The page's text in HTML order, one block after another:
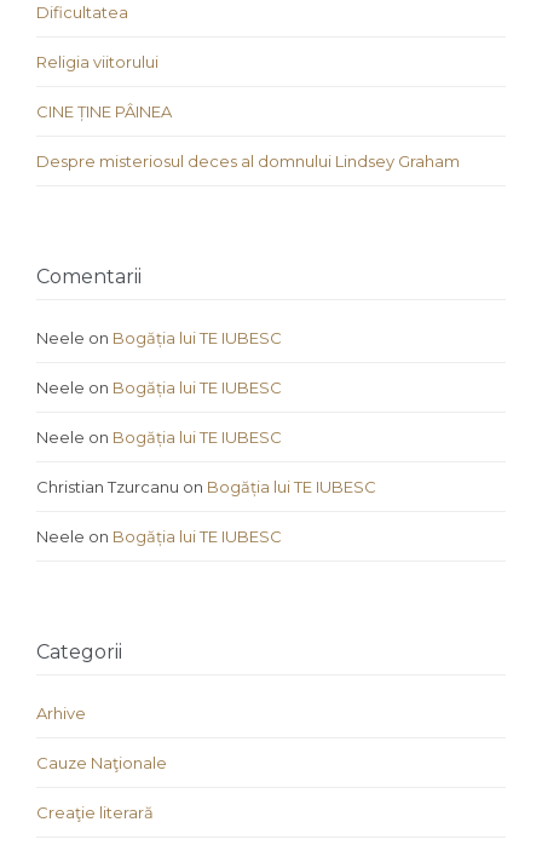
Dificultatea
Religia viitorului
CINE ȚINE PÂINEA
Despre misteriosul deces al domnului Lindsey Graham
Comentarii
Neele on Bogăția lui TE IUBESC
Neele on Bogăția lui TE IUBESC
Neele on Bogăția lui TE IUBESC
Christian Tzurcanu on Bogăția lui TE IUBESC
Neele on Bogăția lui TE IUBESC
Categorii
Arhive
Cauze Naţionale
Creaţie literară